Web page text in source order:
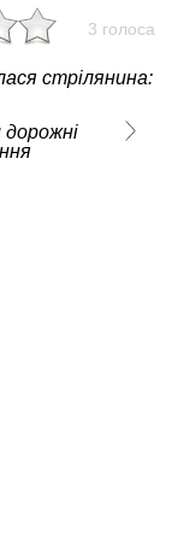
3 голоса
стрілянина:
дорожні